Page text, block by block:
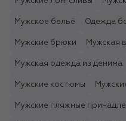
Мужское бельё Одежда
Мужские брюки Мужская
Мужская одежда из денима
Мужские костюмы
Мужские пляжные